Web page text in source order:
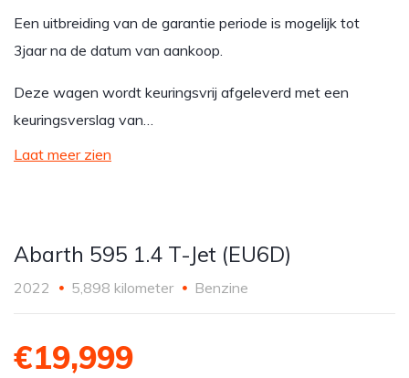
Een uitbreiding van de garantie periode is mogelijk tot
3jaar na de datum van aankoop.
Deze wagen wordt keuringsvrij afgeleverd met een
keuringsverslag van…
Laat meer zien
Abarth 595 1.4 T-Jet (EU6D)
2022 5,898 kilometer Benzine
€19,999